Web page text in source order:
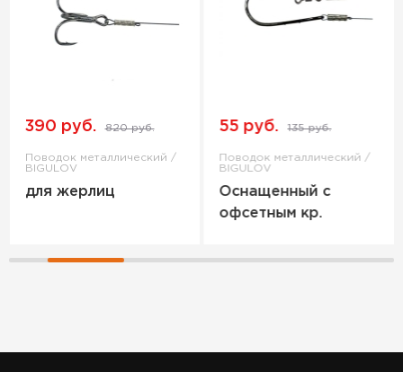
390 руб. 820 руб.
Поводок металлический /
BIGULOV
для жерлиц
55 руб. 135 руб.
Поводок металлический /
BIGULOV
Оснащенный с
офсетным кр.